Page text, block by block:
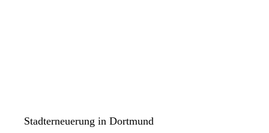
Stadterneuerung in Dortmund